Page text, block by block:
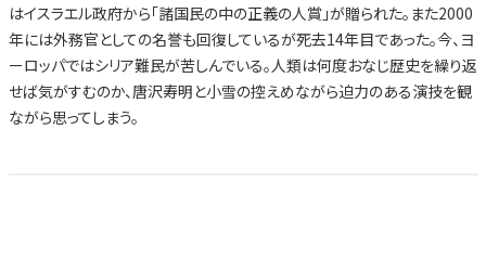
はイスラエル政府から「諸国民の中の正義の人賞」が贈られた。また2000
年には外務官としての名誉も回復しているが死去14年目であった。今、ヨ
ーロッパではシリア難民が苦しんでいる。人類は何度おなじ歴史を繰り返
せば気がすむのか、唐沢寿明と小雪の控えめながら迫力のある演技を観
ながら思ってしまう。